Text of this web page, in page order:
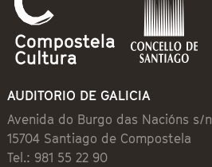
AUDITORIO DE GALICIA
Avenida do Burgo das Nacións s/n
15704 Santiago de Compostela
Tel.: 981 55 22 90